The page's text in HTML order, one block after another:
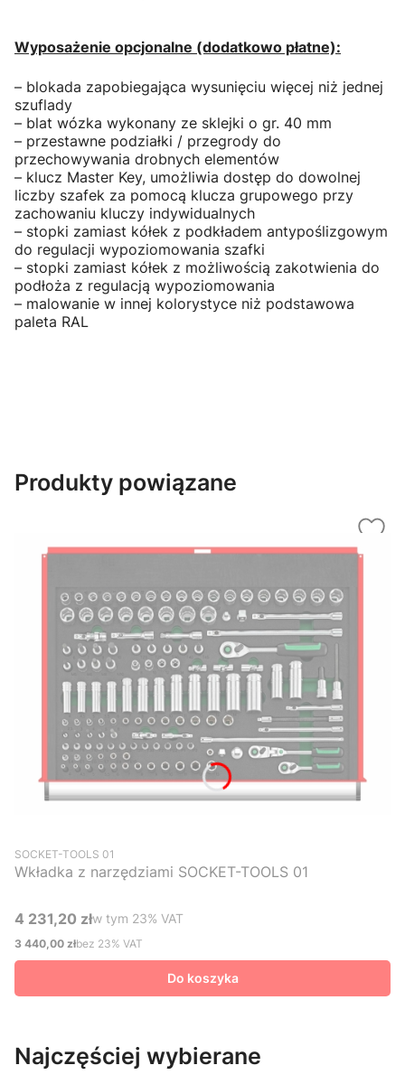
Wyposażenie opcjonalne (dodatkowo płatne):
– blokada zapobiegająca wysunięciu więcej niż jednej
szuflady
– blat wózka wykonany ze sklejki o gr. 40 mm
– przestawne podziałki / przegrody do
przechowywania drobnych elementów
– klucz Master Key, umożliwia dostęp do dowolnej
liczby szafek za pomocą klucza grupowego przy
zachowaniu kluczy indywidualnych
– stopki zamiast kółek z podkładem antypoślizgowym
do regulacji wypoziomowania szafki
– stopki zamiast kółek z możliwością zakotwienia do
podłoża z regulacją wypoziomowania
– malowanie w innej kolorystyce niż podstawowa
paleta RAL
Produkty powiązane
Kod produktu
SOCKET-TOOLS 01
Wkładka z narzędziami SOCKET-TOOLS 01
Cena brutto
4 231,20 złw tym %s VAT
w tym 23% VAT
Cena netto
3 440,00 złbez 23% VAT
Do koszyka
Najczęściej wybierane